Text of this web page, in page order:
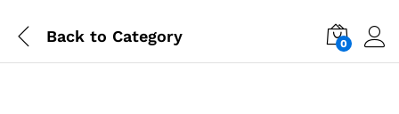
Back to Category 0